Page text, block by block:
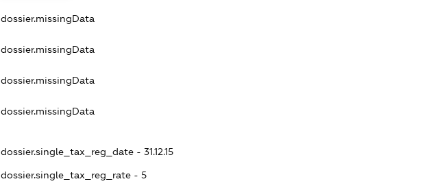
dossier.missingData
dossier.missingData
dossier.missingData
dossier.missingData
dossier.single_tax_reg_date - 31.12.15
dossier.single_tax_reg_rate - 5